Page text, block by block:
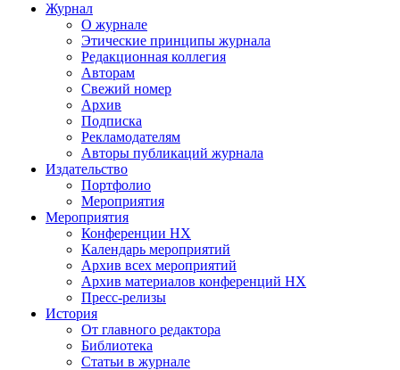
Журнал
О журнале
Этические принципы журнала
Редакционная коллегия
Авторам
Свежий номер
Архив
Подписка
Рекламодателям
Авторы публикаций журнала
Издательство
Портфолио
Мероприятия
Мероприятия
Конференции НХ
Календарь мероприятий
Архив всех мероприятий
Архив материалов конференций НХ
Пресс-релизы
История
От главного редактора
Библиотека
Статьи в журнале